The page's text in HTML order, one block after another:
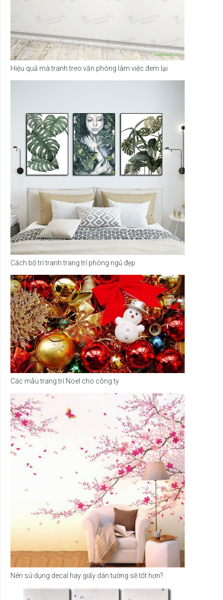
Hiệu quả mà tranh treo văn phòng làm việc đem lại
Cách bố trí tranh trang trí phòng ngủ đẹp
Các mẫu trang trí Noel cho công ty
Nên sử dụng decal hay giấy dán tường sẽ tốt hơn?